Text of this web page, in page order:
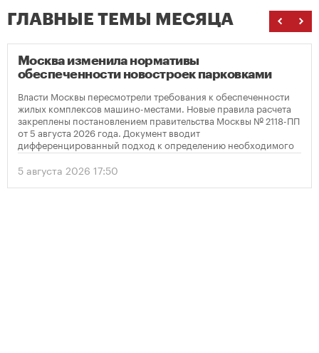
ГЛАВНЫЕ ТЕМЫ МЕСЯЦА
Москва изменила нормативы
обеспеченности новостроек парковками
Власти Москвы пересмотрели требования к обеспеченности
жилых комплексов машино-местами. Новые правила расчета
закреплены постановлением правительства Москвы № 2118-ПП
от 5 августа 2026 года. Документ вводит
дифференцированный подход к определению необходимого
количества парковок в зависимости от площади квартир и
устанавливает переходный период для уже согласованных
проектов.
5 августа 2026 17:50